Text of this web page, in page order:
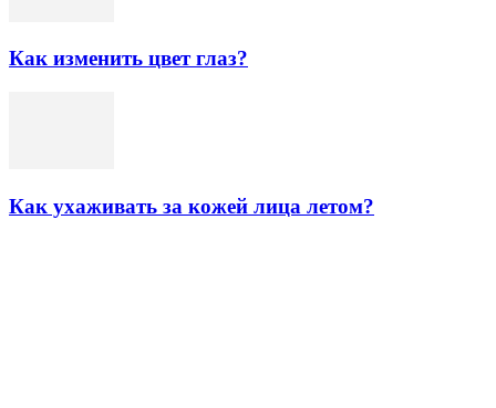
Как изменить цвет глаз?
Как ухаживать за кожей лица летом?